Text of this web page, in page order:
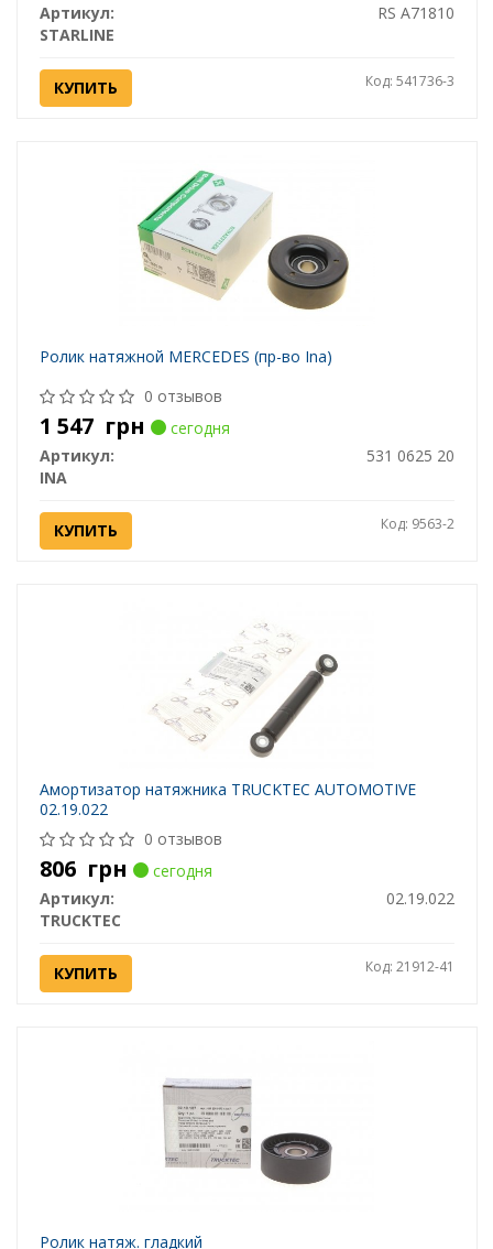
Артикул:
RS A71810
STARLINE
КУПИТЬ Код: 541736-3
Ролик натяжной MERCEDES (пр-во Ina)
0 отзывов
1 547 грн
сегодня
Артикул:
531 0625 20
INA
КУПИТЬ Код: 9563-2
Амортизатор натяжника TRUCKTEC AUTOMOTIVE
02.19.022
0 отзывов
806 грн
сегодня
Артикул:
02.19.022
TRUCKTEC
КУПИТЬ Код: 21912-41
Ролик натяж. гладкий